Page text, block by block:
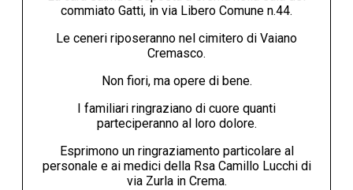
commiato Gatti, in via Libero Comune n.44.
Le ceneri riposeranno nel cimitero di Vaiano
Cremasco.
Non fiori, ma opere di bene.
I familiari ringraziano di cuore quanti
parteciperanno al loro dolore.
Esprimono un ringraziamento particolare al
personale e ai medici della Rsa Camillo Lucchi di
via Zurla in Crema.